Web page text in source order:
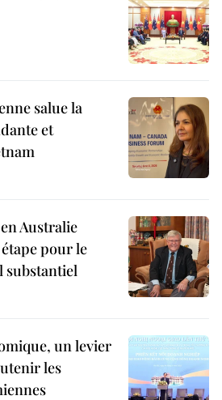
salue la
et
Australie
pour le
substantiel
un levier
les